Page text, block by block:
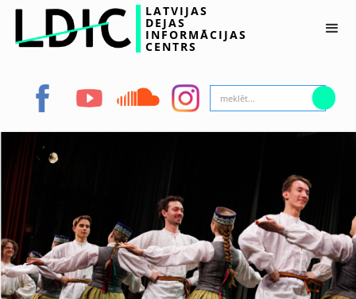
LATVIJAS
DEJAS
INFORMĀCIJAS
CENTRS